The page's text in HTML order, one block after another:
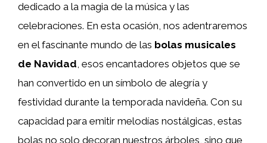
dedicado a la magia de la música y las
celebraciones. En esta ocasión, nos adentraremos
en el fascinante mundo de las bolas musicales
de Navidad, esos encantadores objetos que se
han convertido en un símbolo de alegría y
festividad durante la temporada navideña. Con su
capacidad para emitir melodías nostálgicas, estas
bolas no solo decoran nuestros árboles, sino que